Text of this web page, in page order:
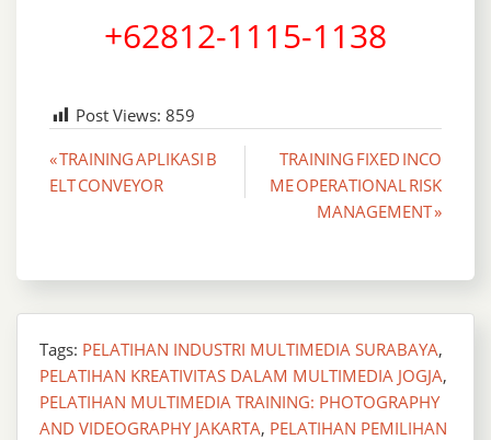
+62812-1115-1138
Post Views: 859
Post
navigation
« TRAINING APLIKASI B
ELT CONVEYOR
TRAINING FIXED INCO
ME OPERATIONAL RISK
MANAGEMENT »
Tags: PELATIHAN INDUSTRI MULTIMEDIA SURABAYA,
PELATIHAN KREATIVITAS DALAM MULTIMEDIA JOGJA,
PELATIHAN MULTIMEDIA TRAINING: PHOTOGRAPHY
AND VIDEOGRAPHY JAKARTA, PELATIHAN PEMILIHAN